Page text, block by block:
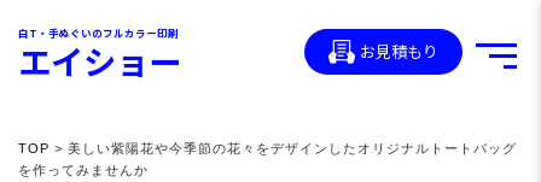
白T・手ぬぐいのフルカラー印刷
エイショー お見積もり
TOP > 美しい紫陽花や今季節の花々をデザインしたオリジナルトートバッグ
を作ってみませんか